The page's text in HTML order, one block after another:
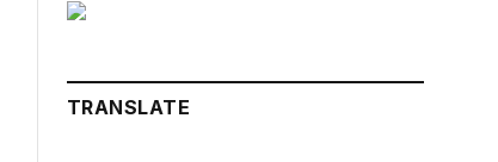
TRANSLATE